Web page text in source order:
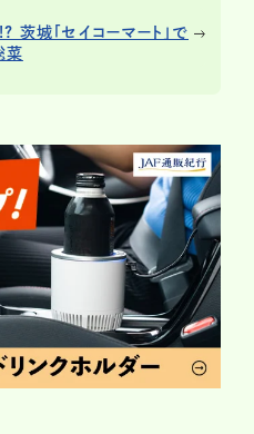
城「セイコーマート」で
菜